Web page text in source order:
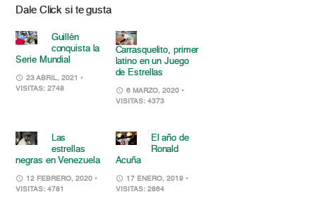
Dale Click si te gusta
Guillén
conquista la
Serie Mundial
23 ABRIL, 2021 •
VISITAS: 2748
Carrasquelito, primer
latino en un Juego
de Estrellas
6 MARZO, 2020 •
VISITAS: 4373
Las
estrellas
negras en Venezuela
12 FEBRERO, 2020 •
VISITAS: 4781
El año de
Ronald
Acuña
17 ENERO, 2019 •
VISITAS: 2864